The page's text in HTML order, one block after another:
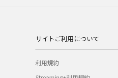
サイトご利用について
利用規約